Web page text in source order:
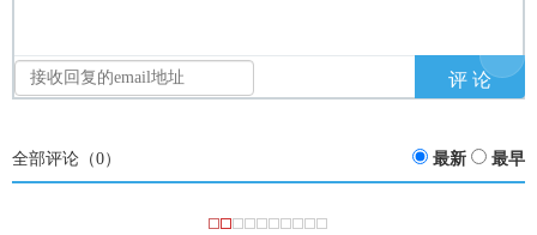
全部评论（0） 最新 最早